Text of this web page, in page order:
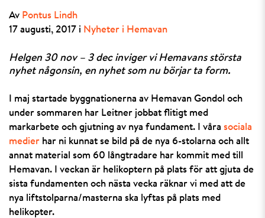
Av Pontus Lindh
17 augusti, 2017 i Nyheter i Hemavan
Helgen 30 nov – 3 dec inviger vi Hemavans största
nyhet någonsin, en nyhet som nu börjar ta form.
I maj startade byggnationerna av Hemavan Gondol och
under sommaren har Leitner jobbat flitigt med
markarbete och gjutning av nya fundament. I våra sociala
medier har ni kunnat se bild på de nya 6-stolarna och allt
annat material som 60 långtradare har kommit med till
Hemavan. I veckan är helikoptern på plats för att gjuta de
sista fundamenten och nästa vecka räknar vi med att de
nya liftstolparna/masterna ska lyftas på plats med
helikopter.